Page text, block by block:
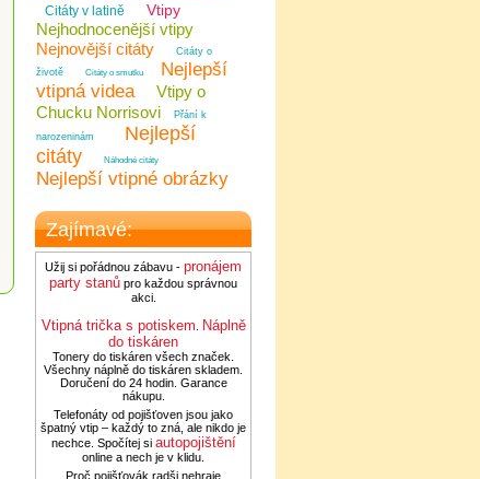
Citáty v latině Vtipy
Nejhodnocenější vtipy
Nejnovější citáty
Citáty o
životě
Citáty o smutku
Nejlepší
vtipná videa
Vtipy o
Chucku Norrisovi
Přání k
narozeninám
Nejlepší
citáty
Náhodné citáty
Nejlepší vtipné obrázky
Zajímavé:
Užij si pořádnou zábavu - pronájem
party stanů pro každou správnou
akci.
Vtipná trička s potiskem Náplně
do tiskáren
Tonery do tiskáren všech značek.
Všechny náplně do tiskáren skladem.
Doručení do 24 hodin. Garance
nákupu.
Telefonáty od pojišťoven jsou jako
špatný vtip – každý to zná, ale nikdo je
nechce. Spočítej si autopojištění
online a nech je v klidu.
Proč pojišťovák radši nehraje